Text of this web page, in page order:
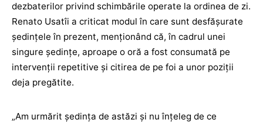
dezbaterilor privind schimbările operate la ordinea de zi.
Renato Usatîi a criticat modul în care sunt desfășurate
ședințele în prezent, menționând că, în cadrul unei
singure ședințe, aproape o oră a fost consumată pe
intervenții repetitive și citirea de pe foi a unor poziții
deja pregătite.
„Am urmărit ședința de astăzi și nu înțeleg de ce